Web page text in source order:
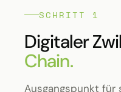
SCHRITT 1
Digitaler
Chain.
Ausgangspunkt für